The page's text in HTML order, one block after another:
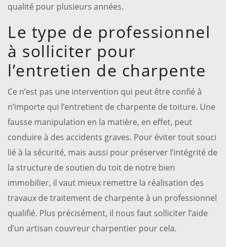
qualité pour plusieurs années.
Le type de professionnel
à solliciter pour
l’entretien de charpente
Ce n’est pas une intervention qui peut être confié à
n’importe qui l’entretient de charpente de toiture. Une
fausse manipulation en la matière, en effet, peut
conduire à des accidents graves. Pour éviter tout souci
lié à la sécurité, mais aussi pour préserver l’intégrité de
la structure de soutien du toit de notre bien
immobilier, il vaut mieux remettre la réalisation des
travaux de traitement de charpente à un professionnel
qualifié. Plus précisément, il nous faut solliciter l’aide
d’un artisan couvreur charpentier pour cela.